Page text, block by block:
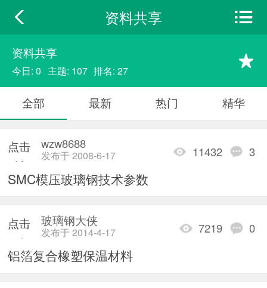
资料共享
资料共享
今日: 0 主题: 107 排名: 27
全部 最新 热门 精华
点击
重新
加载
11432 3
wzw8688
发布于 2008-6-17
SMC模压玻璃钢技术参数
点击
重新
加载
7219 0
玻璃钢大侠
发布于 2014-4-17
铝箔复合橡塑保温材料